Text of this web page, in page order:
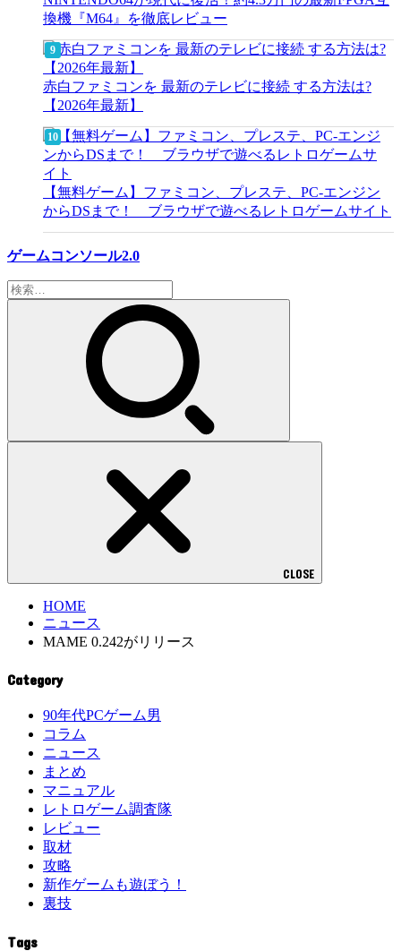
換機『M64』を徹底レビュー
赤白ファミコンを 最新のテレビに接続 する方法は?
【2026年最新】
【無料ゲーム】ファミコン、プレステ、PC-エンジン
からDSまで！ ブラウザで遊べるレトロゲームサイト
ゲームコンソール2.0
検
索:
CLOSE
HOME
ニュース
MAME 0.242がリリース
Category
90年代PCゲーム男
コラム
ニュース
まとめ
マニュアル
レトロゲーム調査隊
レビュー
取材
攻略
新作ゲームも遊ぼう！
裏技
Tags